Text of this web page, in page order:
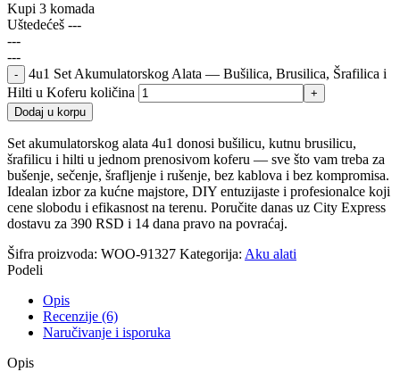
Kupi 3 komada
Uštedećeš ---
---
---
4u1 Set Akumulatorskog Alata — Bušilica, Brusilica, Šrafilica i
Hilti u Koferu količina
Dodaj u korpu
Set akumulatorskog alata 4u1 donosi bušilicu, kutnu brusilicu,
šrafilicu i hilti u jednom prenosivom koferu — sve što vam treba za
bušenje, sečenje, šrafljenje i rušenje, bez kablova i bez kompromisa.
Idealan izbor za kućne majstore, DIY entuzijaste i profesionalce koji
cene slobodu i efikasnost na terenu. Poručite danas uz City Express
dostavu za 390 RSD i 14 dana pravo na povraćaj.
Šifra proizvoda: WOO-91327 Kategorija: Aku alati
Podeli
Opis
Recenzije (6)
Naručivanje i isporuka
Opis